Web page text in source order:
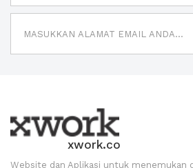
xwork.co
Website dan Aplikasi untuk menemukan